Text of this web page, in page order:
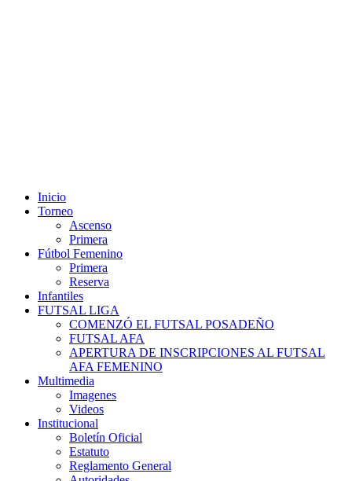
Inicio
Torneo
Ascenso
Primera
Fútbol Femenino
Primera
Reserva
Infantiles
FUTSAL LIGA
COMENZÓ EL FUTSAL POSADEÑO
FUTSAL AFA
APERTURA DE INSCRIPCIONES AL FUTSAL
AFA FEMENINO
Multimedia
Imagenes
Videos
Institucional
Boletín Oficial
Estatuto
Reglamento General